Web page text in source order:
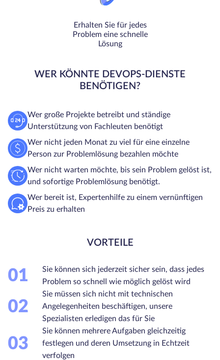
Erhalten Sie für jedes
Problem eine schnelle
Lösung
WER KÖNNTE DEVOPS-DIENSTE
BENÖTIGEN?
Wer große Projekte betreibt und ständige
Unterstützung von Fachleuten benötigt
Wer nicht jeden Monat zu viel für eine einzelne
Person zur Problemlösung bezahlen möchte
Wer nicht warten möchte, bis sein Problem gelöst ist,
und sofortige Problemlösung benötigt.
Wer bereit ist, Expertenhilfe zu einem vernünftigen
Preis zu erhalten
VORTEILE
01
Sie können sich jederzeit sicher sein, dass jedes
Problem so schnell wie möglich gelöst wird
02
Sie müssen sich nicht mit technischen
Angelegenheiten beschäftigen, unsere
Spezialisten erledigen das für Sie
03
Sie können mehrere Aufgaben gleichzeitig
festlegen und deren Umsetzung in Echtzeit
verfolgen